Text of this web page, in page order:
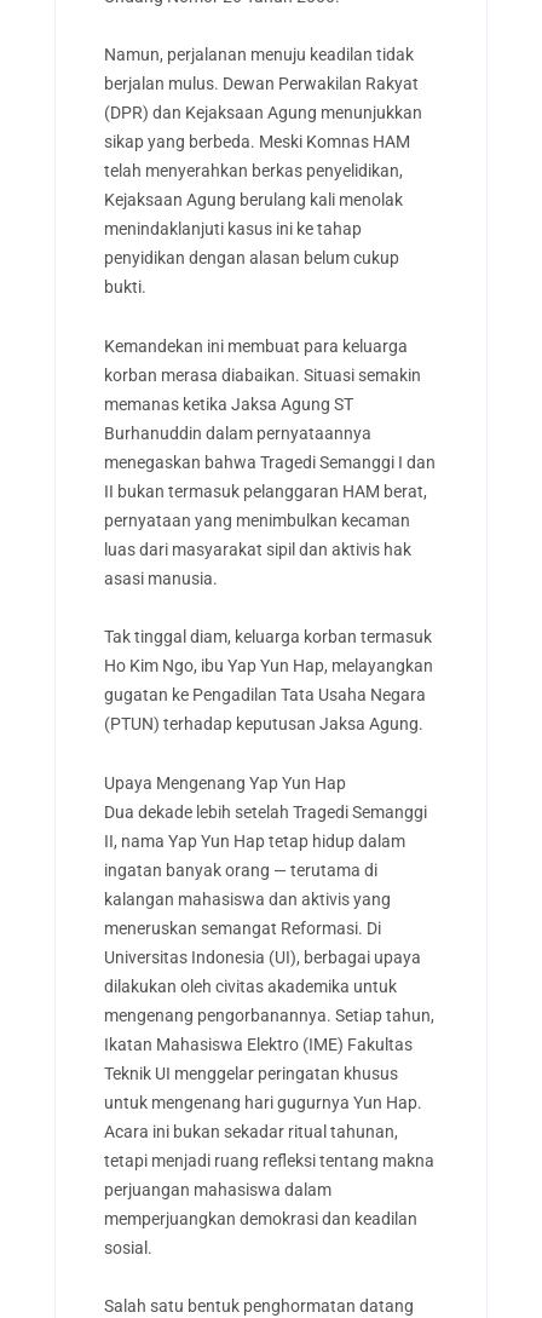
Namun, perjalanan menuju keadilan tidak
berjalan mulus. Dewan Perwakilan Rakyat
(DPR) dan Kejaksaan Agung menunjukkan
sikap yang berbeda. Meski Komnas HAM
telah menyerahkan berkas penyelidikan,
Kejaksaan Agung berulang kali menolak
menindaklanjuti kasus ini ke tahap
penyidikan dengan alasan belum cukup
bukti.
Kemandekan ini membuat para keluarga
korban merasa diabaikan. Situasi semakin
memanas ketika Jaksa Agung ST
Burhanuddin dalam pernyataannya
menegaskan bahwa Tragedi Semanggi I dan
II bukan termasuk pelanggaran HAM berat,
pernyataan yang menimbulkan kecaman
luas dari masyarakat sipil dan aktivis hak
asasi manusia.
Tak tinggal diam, keluarga korban termasuk
Ho Kim Ngo, ibu Yap Yun Hap, melayangkan
gugatan ke Pengadilan Tata Usaha Negara
(PTUN) terhadap keputusan Jaksa Agung.
Upaya Mengenang Yap Yun Hap
Dua dekade lebih setelah Tragedi Semanggi
II, nama Yap Yun Hap tetap hidup dalam
ingatan banyak orang — terutama di
kalangan mahasiswa dan aktivis yang
meneruskan semangat Reformasi. Di
Universitas Indonesia (UI), berbagai upaya
dilakukan oleh civitas akademika untuk
mengenang pengorbanannya. Setiap tahun,
Ikatan Mahasiswa Elektro (IME) Fakultas
Teknik UI menggelar peringatan khusus
untuk mengenang hari gugurnya Yun Hap.
Acara ini bukan sekadar ritual tahunan,
tetapi menjadi ruang refleksi tentang makna
perjuangan mahasiswa dalam
memperjuangkan demokrasi dan keadilan
sosial.
Salah satu bentuk penghormatan datang